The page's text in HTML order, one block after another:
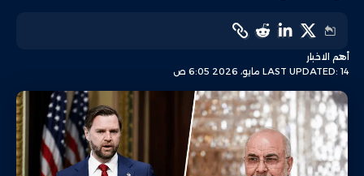
LAST UPDATED: 14 مايو، 2026 6:05 ص
أهم الاخبار